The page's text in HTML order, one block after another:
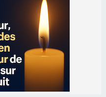
Marie et
du tournoi du